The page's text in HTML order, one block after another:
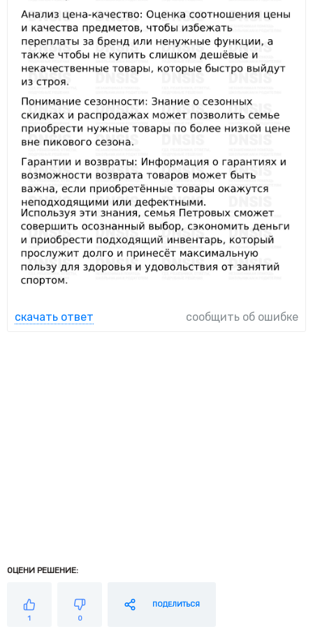
скачать ответ сообщить об ошибке
ОЦЕНИ РЕШЕНИЕ:
1 0
ПОДЕЛИТЬСЯ